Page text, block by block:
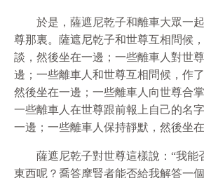
於是，薩遮尼乾子和離車大眾一起
尊那裏。薩遮尼乾子和世尊互相問候
談，然後坐在一邊；一些離車人對世
邊；一些離車人和世尊互相問候，作
然後坐在一邊；一些離車人向世尊合
一些離車人在世尊跟前報上自己的名
一邊；一些離車人保持靜默，然後坐在
薩遮尼乾子對世尊這樣說：“我能
東西呢？喬答摩賢者能否給我解答一